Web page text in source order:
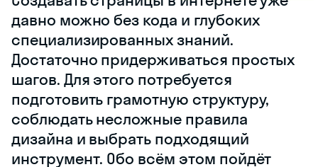
давно можно без кода и глубоких
специализированных знаний.
Достаточно придерживаться простых
шагов. Для этого потребуется
подготовить грамотную структуру,
соблюдать несложные правила
дизайна и выбрать подходящий
инструмент. Обо всём этом пойдёт